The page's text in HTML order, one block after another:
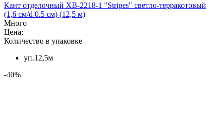
Кант отделочный XB-2218-1 "Stripes" светло-терракотовый
(1,6 см/d 0.5 см) (12,5 м)
Много
Цена:
Количество в упаковке
уп.12,5м
-40%